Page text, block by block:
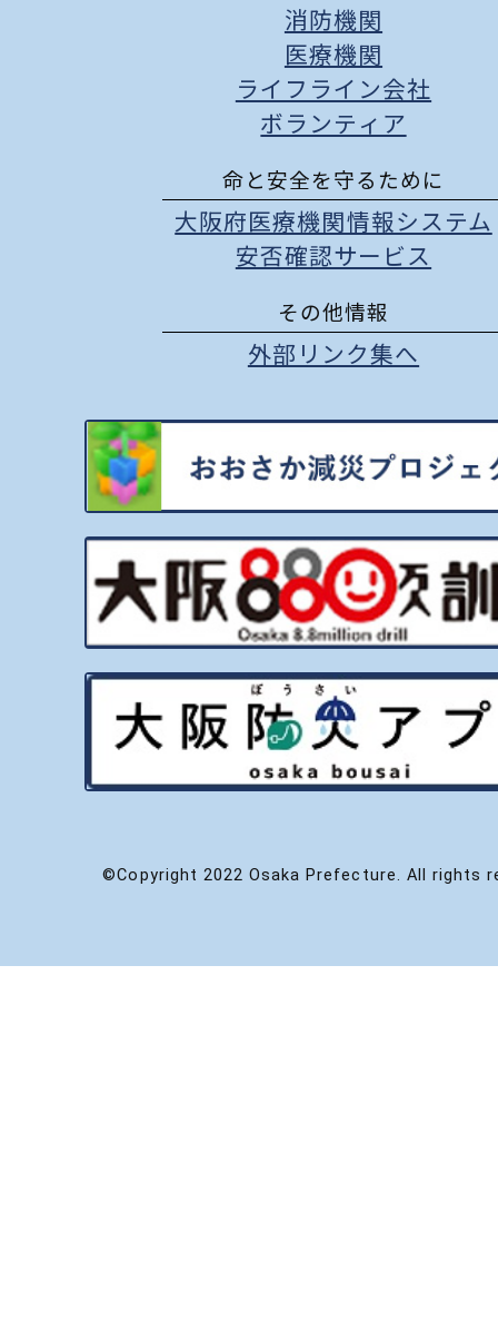
消防機関
医療機関
ライフライン会社
ボランティア
命と安全を守るために
大阪府医療機関情報システム
安否確認サービス
その他情報
外部リンク集へ
©Copyright 2022 Osaka Prefecture. All rights